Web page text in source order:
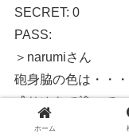
SECRET: 0
PASS:
＞narumiさん
砲身脇の色は・・
成りゆきで塗って
が、たぶん黒です。
ホーム